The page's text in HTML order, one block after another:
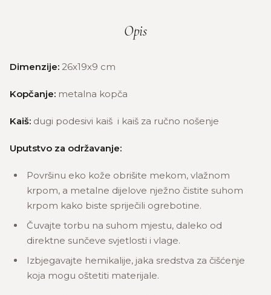
Opis
Dimenzije: 26x19x9 cm
Kopčanje: metalna kopča
Kaiš: dugi podesivi kaiš i kaiš za ručno nošenje
Uputstvo za održavanje:
Površinu eko kože obrišite mekom, vlažnom
krpom, a metalne dijelove nježno čistite suhom
krpom kako biste spriječili ogrebotine.
Čuvajte torbu na suhom mjestu, daleko od
direktne sunčeve svjetlosti i vlage.
Izbjegavajte hemikalije, jaka sredstva za čišćenje
koja mogu oštetiti materijale.